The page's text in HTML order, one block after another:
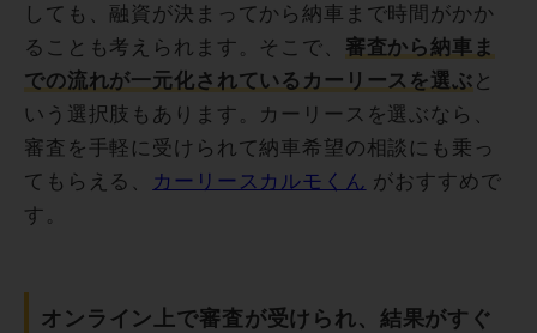
しても、融資が決まってから納車まで時間がかか
ることも考えられます。そこで、 審査から納車ま
での流れが一元化されているカーリースを選ぶ と
いう選択肢もあります。カーリースを選ぶなら、
審査を手軽に受けられて納車希望の相談にも乗っ
てもらえる、 カーリースカルモくん がおすすめで
す。
オンライン上で審査が受けられ、結果がすぐ